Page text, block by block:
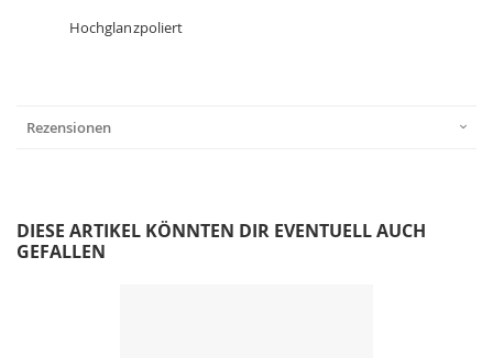
Hochglanzpoliert
Rezensionen
DIESE ARTIKEL KÖNNTEN DIR EVENTUELL AUCH
GEFALLEN